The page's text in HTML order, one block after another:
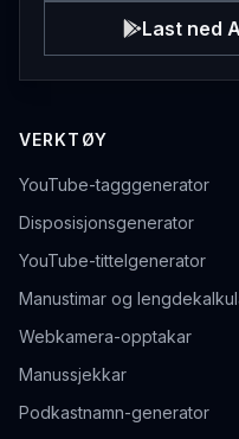
Last ned
VERKTØY
YouTube-tagggenerator
Disposisjonsgenerator
YouTube-tittelgenerator
Manustimar og
Webkamera-opptakar
Manussjekkar
Podkastnamn-generator